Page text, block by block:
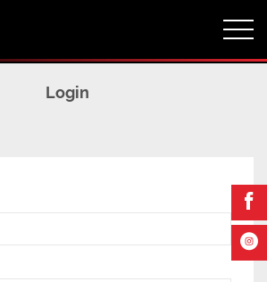
Login